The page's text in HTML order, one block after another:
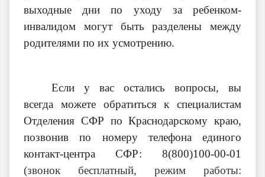
выходные дни по уходу за ребенком-
инвалидом могут быть разделены между
родителями по их усмотрению.
Если у вас остались вопросы, вы
всегда можете обратиться к специалистам
Отделения СФР по Краснодарскому краю,
позвонив по номеру телефона единого
контакт-центра СФР: 8(800)100-00-01
(звонок бесплатный, режим работы: